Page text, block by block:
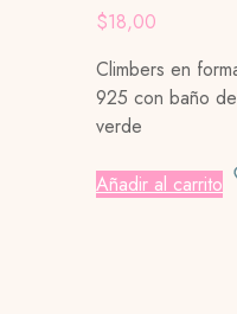
$18,00
Climbers en
925 con baño
verde
Añadir al carrito